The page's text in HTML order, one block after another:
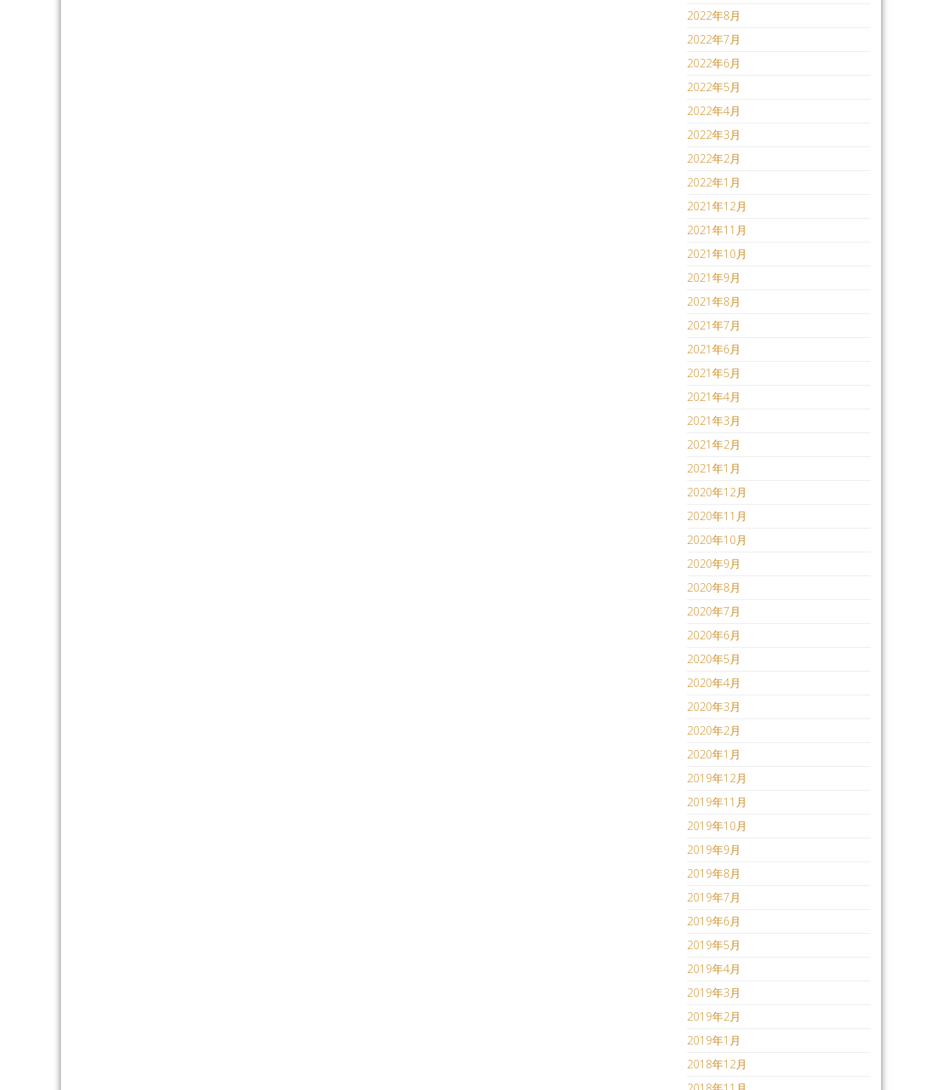
2022年8月
2022年7月
2022年6月
2022年5月
2022年4月
2022年3月
2022年2月
2022年1月
2021年12月
2021年11月
2021年10月
2021年9月
2021年8月
2021年7月
2021年6月
2021年5月
2021年4月
2021年3月
2021年2月
2021年1月
2020年12月
2020年11月
2020年10月
2020年9月
2020年8月
2020年7月
2020年6月
2020年5月
2020年4月
2020年3月
2020年2月
2020年1月
2019年12月
2019年11月
2019年10月
2019年9月
2019年8月
2019年7月
2019年6月
2019年5月
2019年4月
2019年3月
2019年2月
2019年1月
2018年12月